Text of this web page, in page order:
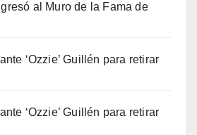
al Muro de la Fama de
‘Ozzie’ Guillén para retirar
‘Ozzie’ Guillén para retirar